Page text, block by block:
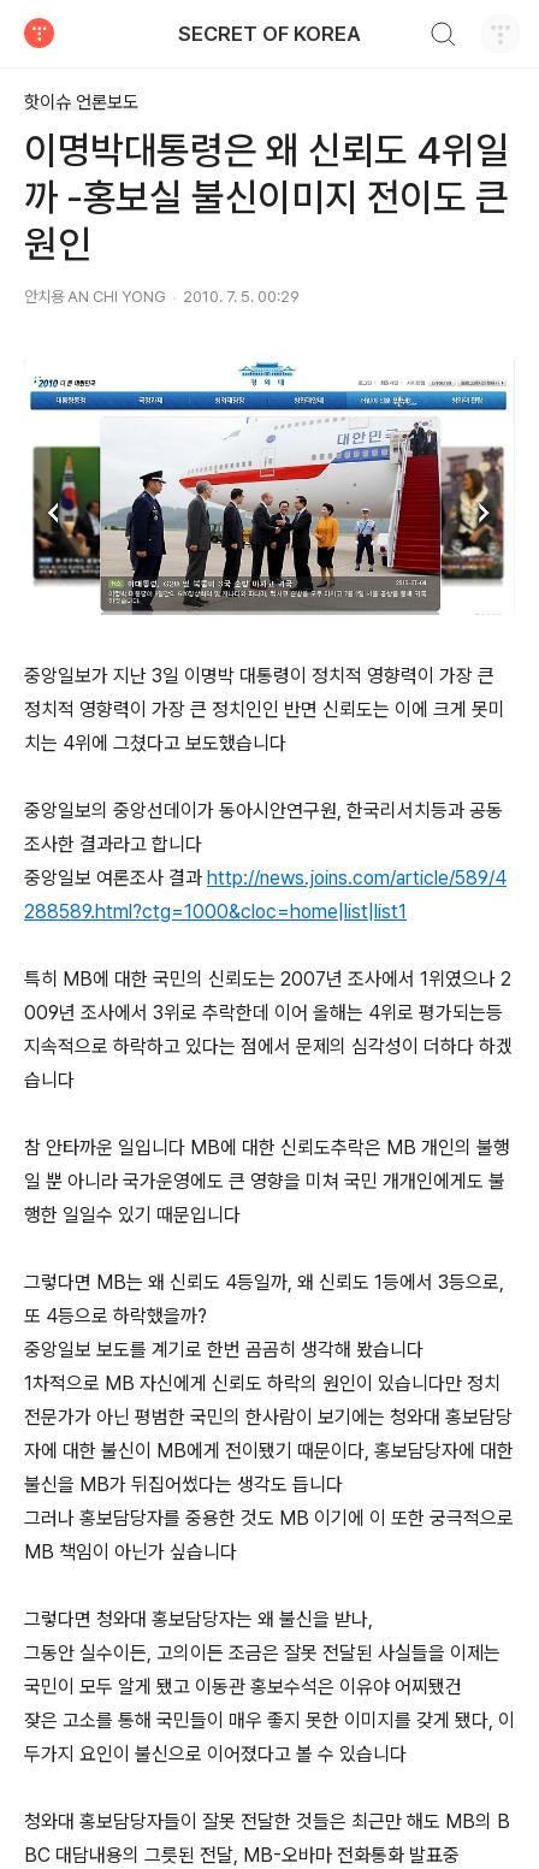
SECRET OF KOREA
핫이슈 언론보도
이명박대통령은 왜 신뢰도 4위일
까 -홍보실 불신이미지 전이도 큰
원인
안치용 AN CHI YONG 2010. 7. 5. 00:29
중앙일보가 지난 3일 이명박 대통령이 정치적 영향력이 가장 큰
정치적 영향력이 가장 큰 정치인인 반면 신뢰도는 이에 크게 못미
치는 4위에 그쳤다고 보도했습니다
중앙일보의 중앙선데이가 동아시안연구원, 한국리서치등과 공동
조사한 결과라고 합니다
중앙일보 여론조사 결과 http://news.joins.com/article/589/4
288589.html?ctg=1000&cloc=home|list|list1
특히 MB에 대한 국민의 신뢰도는 2007년 조사에서 1위였으나 2
009년 조사에서 3위로 추락한데 이어 올해는 4위로 평가되는등
지속적으로 하락하고 있다는 점에서 문제의 심각성이 더하다 하겠
습니다
참 안타까운 일입니다 MB에 대한 신뢰도추락은 MB 개인의 불행
일 뿐 아니라 국가운영에도 큰 영향을 미쳐 국민 개개인에게도 불
행한 일일수 있기 때문입니다
그렇다면 MB는 왜 신뢰도 4등일까, 왜 신뢰도 1등에서 3등으로,
또 4등으로 하락했을까?
중앙일보 보도를 계기로 한번 곰곰히 생각해 봤습니다
1차적으로 MB 자신에게 신뢰도 하락의 원인이 있습니다만 정치
전문가가 아닌 평범한 국민의 한사람이 보기에는 청와대 홍보담당
자에 대한 불신이 MB에게 전이됐기 때문이다, 홍보담당자에 대한
불신을 MB가 뒤집어썼다는 생각도 듭니다
그러나 홍보담당자를 중용한 것도 MB 이기에 이 또한 궁극적으로
MB 책임이 아닌가 싶습니다
그렇다면 청와대 홍보담당자는 왜 불신을 받나,
그동안 실수이든, 고의이든 조금은 잘못 전달된 사실들을 이제는
국민이 모두 알게 됐고 이동관 홍보수석은 이유야 어찌됐건
잦은 고소를 통해 국민들이 매우 좋지 못한 이미지를 갖게 됐다, 이
두가지 요인이 불신으로 이어졌다고 볼 수 있습니다
청와대 홍보담당자들이 잘못 전달한 것들은 최근만 해도 MB의 B
BC 대담내용의 그릇된 전달, MB-오바마 전화통화 발표중